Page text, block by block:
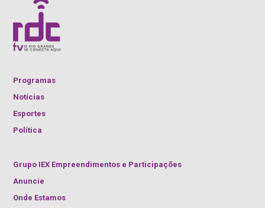
Programas
Notícias
Esportes
Política
Grupo IEX Empreendimentos e Participações
Anuncie
Onde Estamos